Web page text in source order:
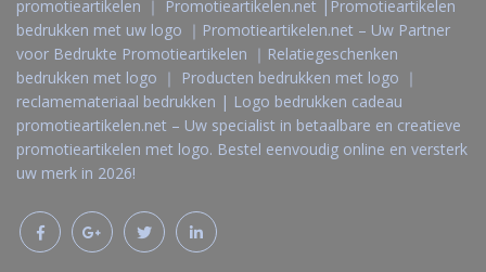
promotieartikelen ｜ Promotieartikelen.net |Promotieartikelen
bedrukken met uw logo ｜Promotieartikelen.net – Uw Partner
voor Bedrukte Promotieartikelen ｜Relatiegeschenken
bedrukken met logo ｜ Producten bedrukken met logo ｜
reclamemateriaal bedrukken | Logo bedrukken cadeau
promotieartikelen.net – Uw specialist in betaalbare en creatieve
promotieartikelen met logo. Bestel eenvoudig online en versterk
uw merk in 2026!